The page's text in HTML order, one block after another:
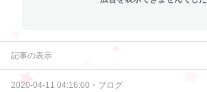
記事の表示
2020-04-11 04:16:00 ・ ブログ